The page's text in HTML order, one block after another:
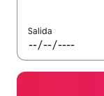
Salida